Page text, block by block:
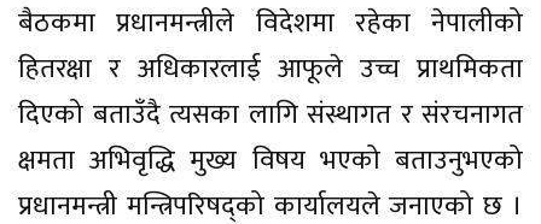
बैठकमा प्रधानमन्त्रीले विदेशमा रहेका नेपालीको
हितरक्षा र अधिकारलाई आफूले उच्च प्राथमिकता
दिएको बताउँदै त्यसका लागि संस्थागत र संरचनागत
क्षमता अभिवृद्धि मुख्य विषय भएको बताउनुभएको
प्रधानमन्त्री मन्त्रिपरिषद्को कार्यालयले जनाएको छ ।